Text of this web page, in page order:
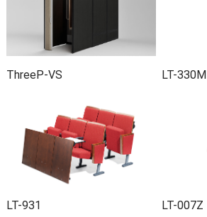
ThreeP-VS LT-330M
LT-931 LT-007Z